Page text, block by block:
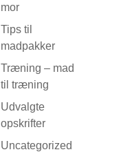
mor
Tips til
madpakker
Træning – mad
til træning
Udvalgte
opskrifter
Uncategorized